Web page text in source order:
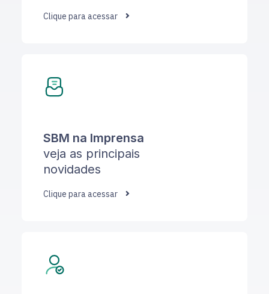
Clique para acessar
SBM na Imprensa
veja as principais
novidades
Clique para acessar